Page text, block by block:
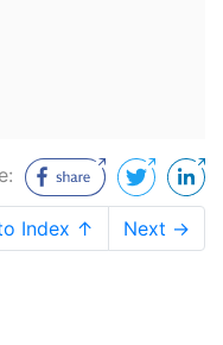
Index ↑ Next →